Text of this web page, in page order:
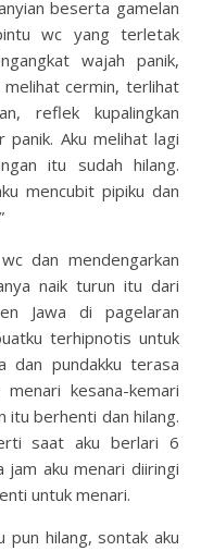
beserta gamelan
wc yang terletak
wajah panik,
cermin, terlihat
reflek kupalingkan
Aku melihat lagi
itu sudah hilang.
mencubit pipiku dan
dan mendengarkan
naik turun itu dari
Jawa di pagelaran
terhipnotis untuk
dan pundakku terasa
kesana-kemari
itu berhenti dan hilang.
saat aku berlari 6
aku menari diiringi
untuk menari.
pun hilang, sontak aku